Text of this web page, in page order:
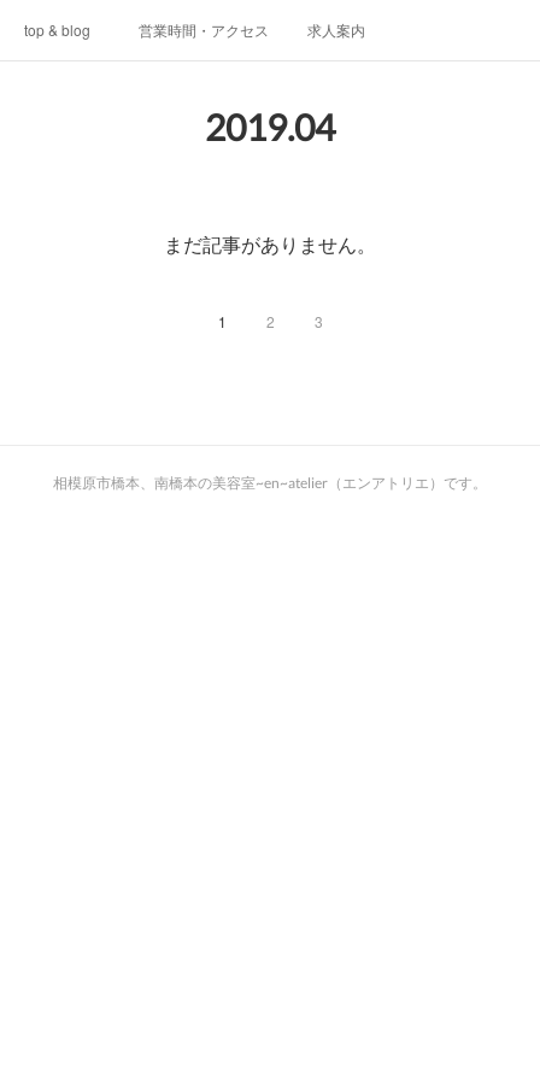
top & blog 営業時間・アクセス 求人案内
2019.04
まだ記事がありません。
1 2 3
相模原市橋本、南橋本の美容室~en~atelier（エンアトリエ）です。